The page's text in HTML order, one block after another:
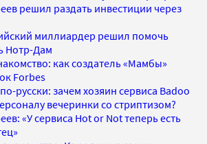
решил раздать инвестиции через
миллиардер решил помочь
Нотр-Дам
как создатель «Мамбы»
Forbes
русски: зачем хозяин сервиса Badoo
вечеринки со стриптизом?
«У сервиса Hot or Not теперь есть